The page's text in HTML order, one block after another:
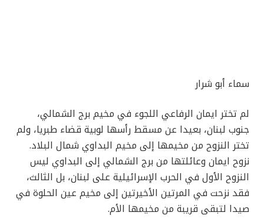
سماء أبو شرار
لم تختر ايمان الرفاعي اللجوء في مخيم برج الشمالي،
جنوب لبنان، بعيدا عن مسقط رأسها لوبية قضاء طبريا، ولم
تختر النزوح من مخيمها إلى مخيم البداوي شمال البلاد.
نزوح ايمان وعائلتها من برج الشمالي إلى البداوي ليس
النزوح الأول في الحرب الإسرائيلية على لبنان، بل الثالث،
فقد نزحت في المرتين الأخيرتين إلى مخيم عين الحلوة في
صيدا لتبقى قريبة من مخيمها الأم.